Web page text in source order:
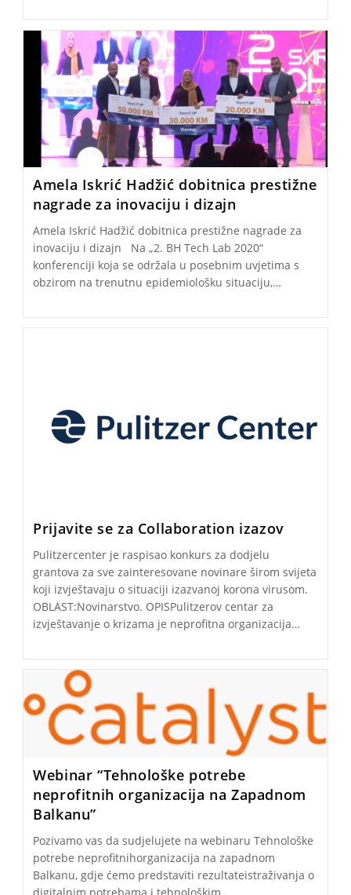
Amela Iskrić Hadžić dobitnica prestižne
nagrade za inovaciju i dizajn
Amela Iskrić Hadžić dobitnica prestižne nagrade za
inovaciju i dizajn Na „2. BH Tech Lab 2020“
konferenciji koja se održala u posebnim uvjetima s
obzirom na trenutnu epidemiološku situaciju,…
Prijavite se za Collaboration izazov
Pulitzercenter je raspisao konkurs za dodjelu
grantova za sve zainteresovane novinare širom svijeta
koji izvještavaju o situaciji izazvanoj korona virusom.
OBLAST:Novinarstvo. OPISPulitzerov centar za
izvještavanje o krizama je neprofitna organizacija…
Webinar “Tehnološke potrebe
neprofitnih organizacija na Zapadnom
Balkanu”
Pozivamo vas da sudjelujete na webinaru Tehnološke
potrebe neprofitnihorganizacija na zapadnom
Balkanu, gdje ćemo predstaviti rezultateistraživanja o